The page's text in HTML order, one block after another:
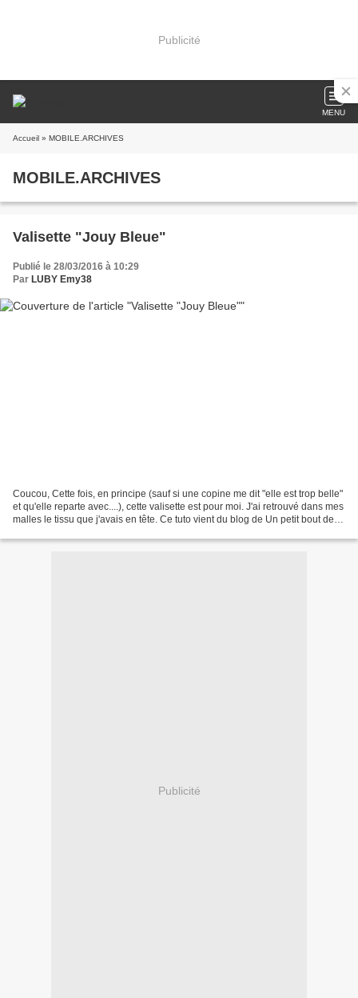
Publicité
MENU
Accueil » MOBILE.ARCHIVES
MOBILE.ARCHIVES
Valisette "Jouy Bleue"
Publié le 28/03/2016 à 10:29
Par LUBY Emy38
Coucou, Cette fois, en principe (sauf si une copine me dit "elle est trop belle"
et qu'elle reparte avec....), cette valisette est pour moi. J'ai retrouvé dans mes
malles le tissu que j'avais en tête. Ce tuto vient du blog de Un petit bout de fil
Publicité